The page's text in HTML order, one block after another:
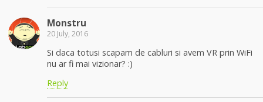
Monstru
20 July, 2016
Si daca totusi scapam de cabluri si avem VR prin WiFi
nu ar fi mai vizionar? :)
Reply